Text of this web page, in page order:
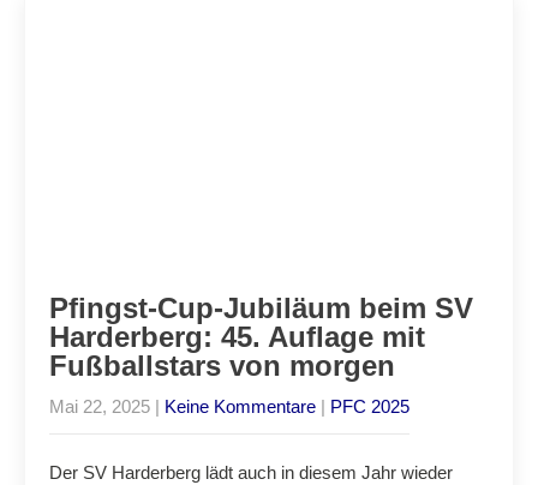
Pfingst-Cup-Jubiläum beim SV
Harderberg: 45. Auflage mit
Fußballstars von morgen
Mai 22, 2025 | Keine Kommentare | PFC 2025
Der SV Harderberg lädt auch in diesem Jahr wieder